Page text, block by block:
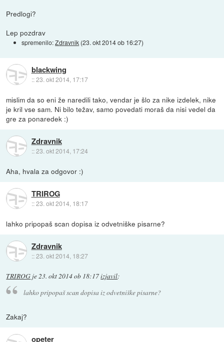
Predlogi?
Lep pozdrav
spremenilo:Zdravnik (23. okt 2014 ob 16:27)
blackwing
::23. okt 2014, 17:17
mislim da so eni že naredili tako, vendar je šlo za nike izdelek, nike
je kril vse sam. Ni bilo težav, samo povedati moraš da nisi vedel da
gre za ponaredek :)
Zdravnik
::23. okt 2014, 17:24
Aha, hvala za odgovor :)
TRIROG
::23. okt 2014, 18:17
lahko pripopaš scan dopisa iz odvetniške pisarne?
Zdravnik
::23. okt 2014, 18:27
TRIROG je23. okt 2014 ob 18:17izjavil:
lahko pripopaš scan dopisa iz odvetniške pisarne?
Zakaj?
opeter